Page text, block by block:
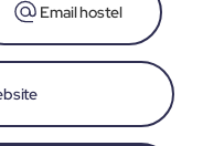
Email hostel